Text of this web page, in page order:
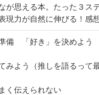
が思える本。たった３ス
力が自然に伸びる！感
備 「好き」を決めよう
よう（推しを語るって
く伝えられない